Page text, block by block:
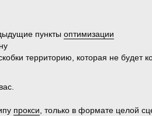
пункты оптимизации
территорию, которая не будет
прокси , только в формате целой